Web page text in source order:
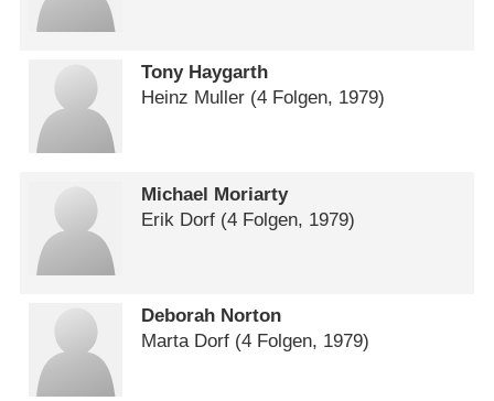
Tony Haygarth
Heinz Muller (4 Folgen, 1979)
Michael Moriarty
Erik Dorf (4 Folgen, 1979)
Deborah Norton
Marta Dorf (4 Folgen, 1979)